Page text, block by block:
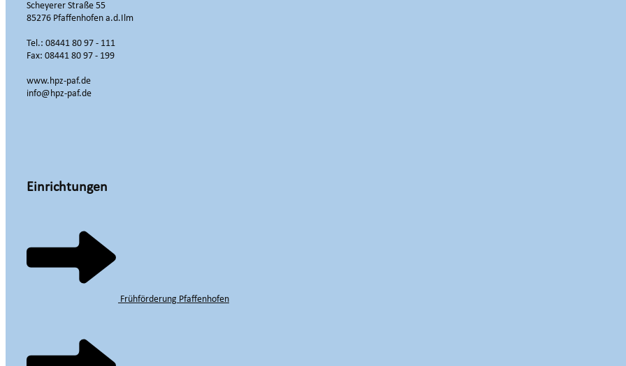
Scheyerer Straße 55
85276 Pfaffenhofen a.d.Ilm
Tel.: 08441 80 97 - 111
Fax: 08441 80 97 - 199
www.hpz-paf.de
info@hpz-paf.de
Einrichtungen
Frühförderung Pfaffenhofen